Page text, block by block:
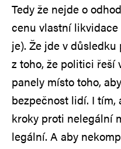
Tedy že nejde o
cenu vlastní
je). Že jde v
z toho, že politici řeší
panely místo toho,
bezpečnost lidí. I
kroky proti nelegální
legální. A aby